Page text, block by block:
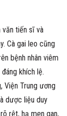
văn tiến sĩ và
Cà gai leo cũng
bệnh nhân viêm
khích lệ.
Viện Trung ương
dược liệu duy
rệt, hạ men gan,